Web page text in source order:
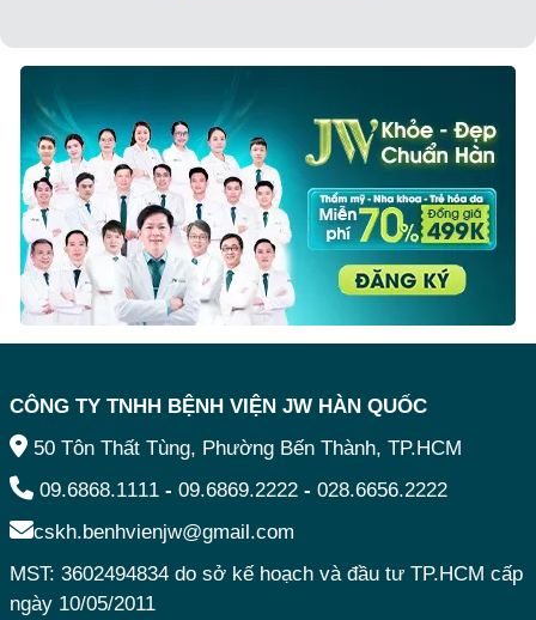
CÔNG TY TNHH BỆNH VIỆN JW HÀN QUỐC
50 Tôn Thất Tùng, Phường Bến Thành, TP.HCM
09.6868.1111 - 09.6869.2222 - 028.6656.2222
cskh.benhvienjw@gmail.com
MST: 3602494834 do sở kế hoạch và đầu tư TP.HCM cấp
ngày 10/05/2011